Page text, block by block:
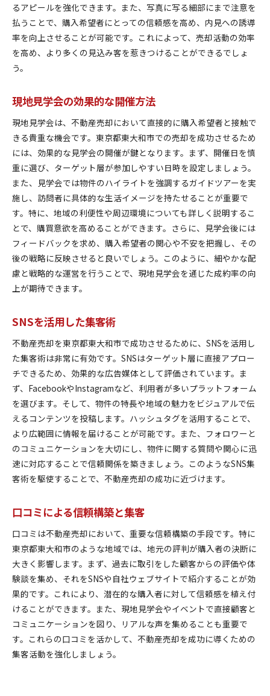
るアピールを強化できます。また、写真に写る細部にまで注意を
払うことで、購入希望者にとっての信頼感を高め、内見への誘導
率を向上させることが可能です。これによって、売却活動の効率
を高め、より多くの見込み客を惹きつけることができるでしょ
う。
現地見学会の効果的な開催方法
現地見学会は、不動産売却において直接的に購入希望者と接触で
きる貴重な機会です。東京都東大和市での売却を成功させるため
には、効果的な見学会の開催が鍵となります。まず、開催日を慎
重に選び、ターゲット層が参加しやすい日時を設定しましょう。
また、見学会では物件のハイライトを強調するガイドツアーを実
施し、訪問者に具体的な生活イメージを持たせることが重要で
す。特に、地域の利便性や周辺環境についても詳しく説明するこ
とで、購買意欲を高めることができます。さらに、見学会後には
フィードバックを求め、購入希望者の関心や不安を把握し、その
後の戦略に反映させると良いでしょう。このように、細やかな配
慮と戦略的な運営を行うことで、現地見学会を通じた成約率の向
上が期待できます。
SNSを活用した集客術
不動産売却を東京都東大和市で成功させるために、SNSを活用し
た集客術は非常に有効です。SNSはターゲット層に直接アプロー
チできるため、効果的な広告媒体として評価されています。ま
ず、FacebookやInstagramなど、利用者が多いプラットフォーム
を選びます。そして、物件の特長や地域の魅力をビジュアルで伝
えるコンテンツを投稿します。ハッシュタグを活用することで、
より広範囲に情報を届けることが可能です。また、フォロワーと
のコミュニケーションを大切にし、物件に関する質問や関心に迅
速に対応することで信頼関係を築きましょう。このようなSNS集
客術を駆使することで、不動産売却の成功に近づけます。
口コミによる信頼構築と集客
口コミは不動産売却において、重要な信頼構築の手段です。特に
東京都東大和市のような地域では、地元の評判が購入者の決断に
大きく影響します。まず、過去に取引をした顧客からの評価や体
験談を集め、それをSNSや自社ウェブサイトで紹介することが効
果的です。これにより、潜在的な購入者に対して信頼感を植え付
けることができます。また、現地見学会やイベントで直接顧客と
コミュニケーションを図り、リアルな声を集めることも重要で
す。これらの口コミを活かして、不動産売却を成功に導くための
集客活動を強化しましょう。